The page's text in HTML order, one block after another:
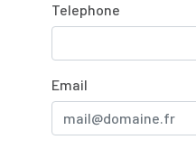
Telephone
Email